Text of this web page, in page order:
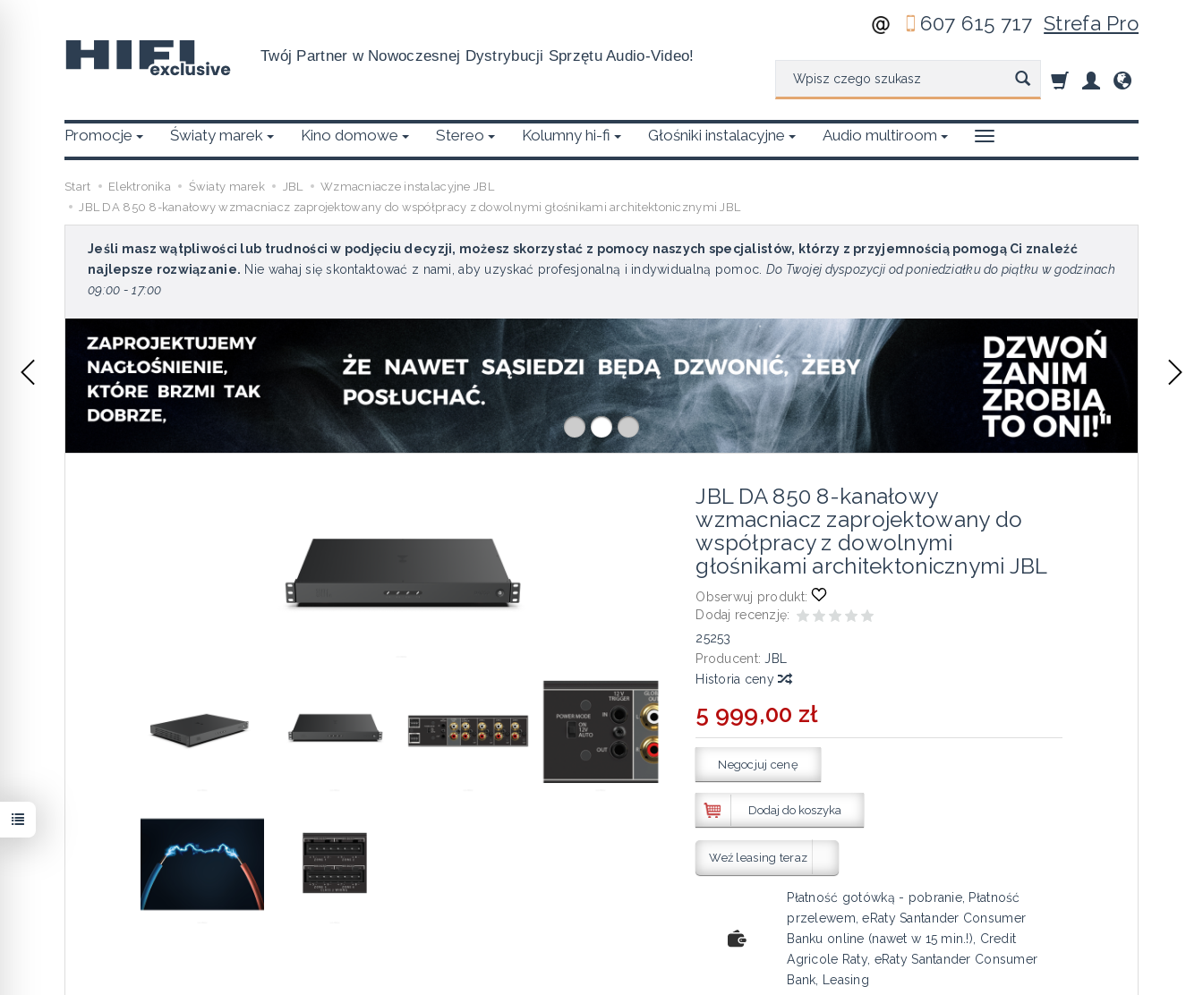
Twój Partner w Nowoczesnej Dystrybucji Sprzętu Audio-Video!
607 615 717Strefa Pro
Promocje Światy marek Kino domowe Stereo Kolumny hi-fi Głośniki instalacyjne Audio multiroom
Start Elektronika Światy marek JBL
Wzmacniacze instalacyjne JBL
JBL DA 850 8-kanałowy wzmacniacz zaprojektowany do współpracy z dowolnymi głośnikami architektonicznymi JBL
Jeśli masz wątpliwości lub trudności w podjęciu decyzji, możesz skorzystać z pomocy naszych specjalistów, którzy z przyjemnością pomogą Ci znaleźć
najlepsze rozwiązanie. Nie wahaj się skontaktować z nami, aby uzyskać profesjonalną i indywidualną pomoc. Do Twojej dyspozycji od poniedziałku do piątku w godzinach
09:00 - 17:00
JBL DA 850 8-kanałowy
wzmacniacz zaprojektowany do
współpracy z dowolnymi
głośnikami architektonicznymi JBL
Obserwuj produkt:
Dodaj recenzję:
25253
Producent: JBL
Historia ceny
5 999,00 zł
Negocjuj cenę
Dodaj do koszyka
Weź leasing teraz
Płatność gotówką - pobranie, Płatność
przelewem, eRaty Santander Consumer
Banku online (nawet w 15 min.!), Credit
Agricole Raty, eRaty Santander Consumer
Bank, Leasing